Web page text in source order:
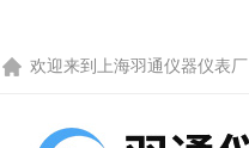
欢迎来到 上海羽通仪器仪表厂